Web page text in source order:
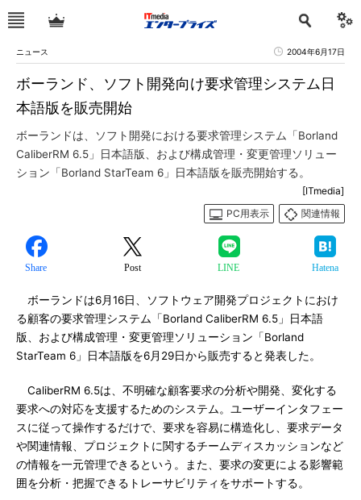
ニュース 2004年6月17日
ボーランド、ソフト開発向け要求管理システム日
本語版を販売開始
ボーランドは、ソフト開発における要求管理システム「Borland
CaliberRM 6.5」日本語版、および構成管理・変更管理ソリュー
ション「Borland StarTeam 6」日本語版を販売開始する。
[ITmedia]
PC用表示
関連情報
Share Post LINE Hatena
ボーランドは6月16日、ソフトウェア開発プロジェクトにおけ
る顧客の要求管理システム「Borland CaliberRM 6.5」日本語
版、および構成管理・変更管理ソリューション「Borland
StarTeam 6」日本語版を6月29日から販売すると発表した。
CaliberRM 6.5は、不明確な顧客要求の分析や開発、変化する
要求への対応を支援するためのシステム。ユーザーインタフェー
スに従って操作するだけで、要求を容易に構造化し、要求データ
や関連情報、プロジェクトに関するチームディスカッションなど
の情報を一元管理できるという。また、要求の変更による影響範
囲を分析・把握できるトレーサビリティをサポートする。